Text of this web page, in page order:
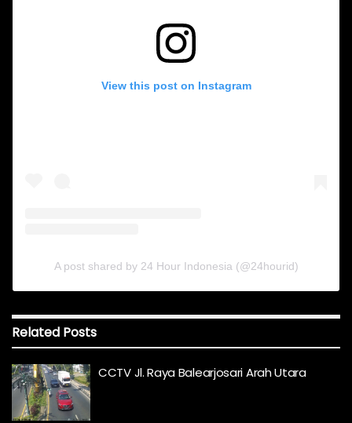
View this post on Instagram
A post shared by 24 Hour Indonesia (@24hourid)
Related Posts
CCTV Jl. Raya Balearjosari Arah Utara